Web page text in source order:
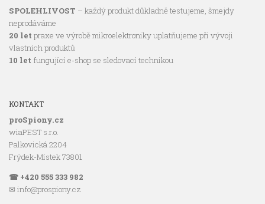
SPOLEHLIVOST – každý produkt důkladně testujeme, šmejdy
neprodáváme
20 let praxe ve výrobě mikroelektroniky uplatňujeme při vývoji
vlastních produktů
10 let fungující e-shop se sledovací technikou
KONTAKT
proSpiony.cz
wiaPEST s.r.o.
Palkovická 2204
Frýdek-Místek 73801
☎ +420 555 333 982
✉ info@prospiony.cz